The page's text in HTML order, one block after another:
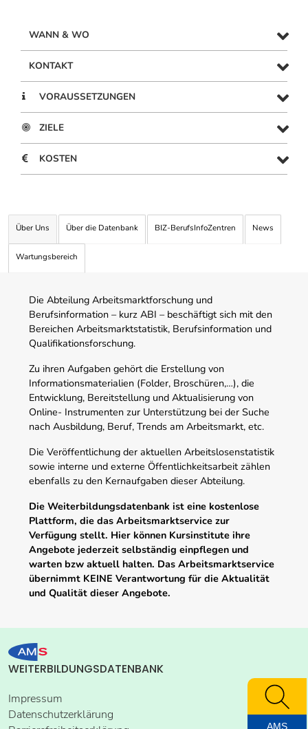
WANN & WO
KONTAKT
VORAUSSETZUNGEN
ZIELE
KOSTEN
Über Uns Über die Datenbank BIZ-BerufsInfoZentren News
Wartungsbereich
Die Abteilung Arbeitsmarktforschung und
Berufsinformation – kurz ABI – beschäftigt sich mit den
Bereichen Arbeitsmarktstatistik, Berufsinformation und
Qualifikationsforschung.
Zu ihren Aufgaben gehört die Erstellung von
Informationsmaterialien (Folder, Broschüren,…), die
Entwicklung, Bereitstellung und Aktualisierung von
Online- Instrumenten zur Unterstützung bei der Suche
nach Ausbildung, Beruf, Trends am Arbeitsmarkt, etc.
Die Veröffentlichung der aktuellen Arbeitslosenstatistik
sowie interne und externe Öffentlichkeitsarbeit zählen
ebenfalls zu den Kernaufgaben dieser Abteilung.
Die Weiterbildungsdatenbank ist eine kostenlose
Plattform, die das Arbeitsmarktservice zur
Verfügung stellt. Hier können Kursinstitute ihre
Angebote jederzeit selbständig einpflegen und
warten bzw aktuell halten. Das Arbeitsmarktservice
übernimmt KEINE Verantwortung für die Aktualität
und Qualität dieser Angebote.
WEITERBILDUNGSDATENBANK
Impressum
Datenschutzerklärung
AMS